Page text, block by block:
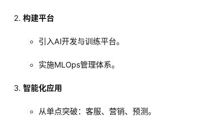
构建平台
引入AI开发与训练平台。
实施MLOps管理体系。
智能化应用
从单点突破：客服、营销、预测。